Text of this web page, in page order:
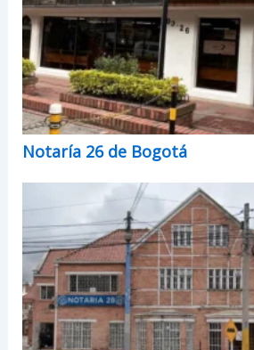
Notaría 26 de Bogotá